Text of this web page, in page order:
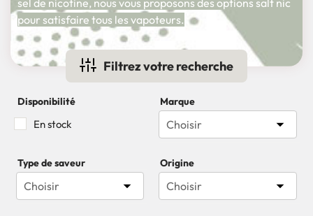
sel de nicotine, nous vous proposons des options salt nic
pour satisfaire tous les vapoteurs.
Filtrez votre recherche
Disponibilité
En stock
Marque
Choisir 
Type de saveur
Choisir 
Origine
Choisir 